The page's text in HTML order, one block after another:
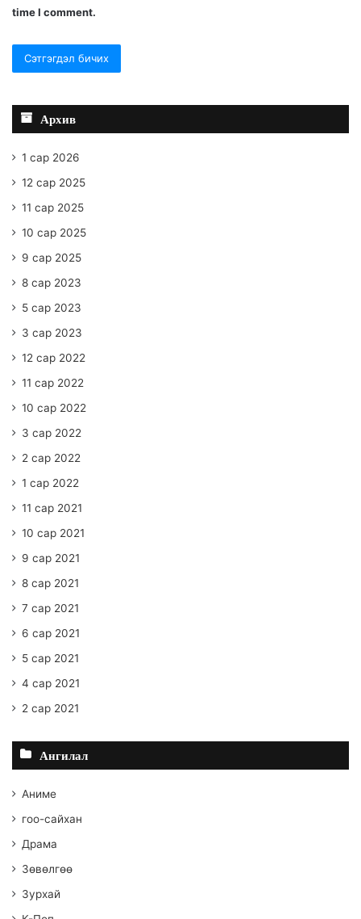
time I comment.
Архив
1 сар 2026
12 сар 2025
11 сар 2025
10 сар 2025
9 сар 2025
8 сар 2023
5 сар 2023
3 сар 2023
12 сар 2022
11 сар 2022
10 сар 2022
3 сар 2022
2 сар 2022
1 сар 2022
11 сар 2021
10 сар 2021
9 сар 2021
8 сар 2021
7 сар 2021
6 сар 2021
5 сар 2021
4 сар 2021
2 сар 2021
Ангилал
Аниме
гоо-сайхан
Драма
Зөвөлгөө
Зурхай